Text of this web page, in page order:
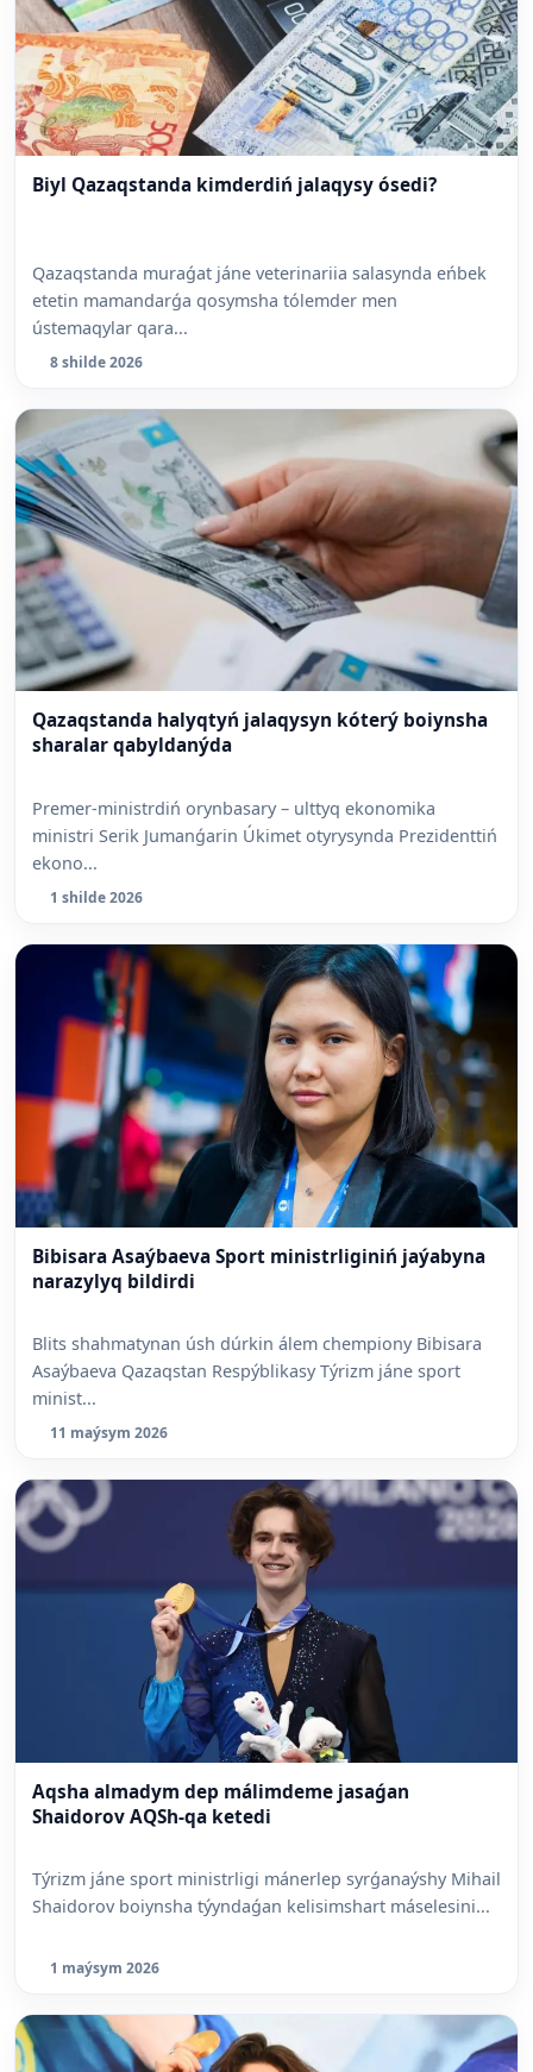
Biyl Qazaqstanda kimderdiń jalaqysy ósedi?
Qazaqstanda muraǵat jáne veterinariia salasynda eńbek
etetin mamandarǵa qosymsha tólemder men
ústemaqylar qara...
8 shilde 2026
Qazaqstanda halyqtyń jalaqysyn kóterý boiynsha
sharalar qabyldanýda
Premer-ministrdiń orynbasary – ulttyq ekonomika
ministri Serik Jumanǵarin Úkimet otyrysynda Prezidenttiń
ekono...
1 shilde 2026
Bibisara Asaýbaeva Sport ministrliginiń jaýabyna
narazylyq bildirdi
Blits shahmatynan úsh dúrkin álem chempiony Bibisara
Asaýbaeva Qazaqstan Respýblikasy Týrizm jáne sport
minist...
11 maýsym 2026
Aqsha almadym dep málimdeme jasaǵan
Shaidorov AQSh-qa ketedi
Týrizm jáne sport ministrligi mánerlep syrǵanaýshy Mihail
Shaidorov boiynsha týyndaǵan kelisimshart máselesini...
1 maýsym 2026